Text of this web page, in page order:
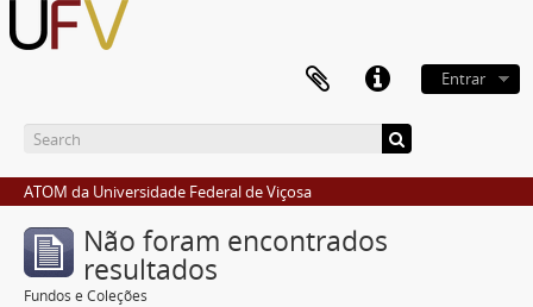
Entrar
ATOM da Universidade Federal de Viçosa
Não foram encontrados
resultados
Fundos e Coleções